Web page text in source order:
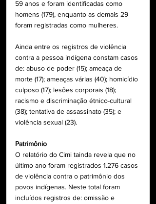
59 anos e foram identificadas como
homens (179), enquanto as demais 29
foram registradas como mulheres.
Ainda entre os registros de violência
contra a pessoa indígena constam casos
de: abuso de poder (15); ameaça de
morte (17); ameaças várias (40); homicídio
culposo (17); lesões corporais (18);
racismo e discriminação étnico-cultural
(38); tentativa de assassinato (35); e
violência sexual (23).
Patrimônio
O relatório do Cimi tainda revela que no
último ano foram registrados 1.276 casos
de violência contra o patrimônio dos
povos indígenas. Neste total foram
incluídos registros de: omissão e